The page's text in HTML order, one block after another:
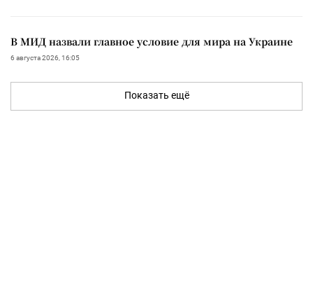
В МИД назвали главное условие для мира на Украине
6 августа 2026, 16:05
Показать ещё